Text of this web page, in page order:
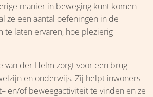
manier in beweging kunt komen
ze een aantal oefeningen in de
te laten ervaren, hoe plezierig
van der Helm zorgt voor een brug
en onderwijs. Zij helpt inwoners
en/of beweegactiviteit te vinden en ze